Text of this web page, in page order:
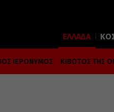
ΕΛΛΑΔΑ
ΙΕΡΩΝΥΜΟΣ ΚΙΒΩΤΟΣ ΤΗΣ